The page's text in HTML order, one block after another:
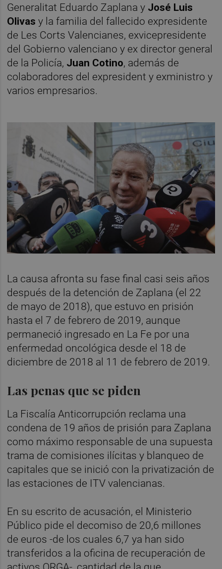
Generalitat Eduardo Zaplana y José Luis
Olivasy la familia del fallecido expresidente
de Les Corts Valencianes, exvicepresidente
del Gobierno valenciano y ex director general
de la Policía, Juan Cotino, además de
colaboradores del expresident y exministro y
varios empresarios.
La causa afronta su fase final casi seis años
después de la detención de Zaplana (el 22
de mayo de 2018), que estuvo en prisión
hasta el 7 de febrero de 2019, aunque
permaneció ingresado en La Fe por una
enfermedad oncológica desde el 18 de
diciembre de 2018 al 11 de febrero de 2019.
Las penas que se piden
La Fiscalía Anticorrupción reclama una
condena de 19 años de prisión para Zaplana
como máximo responsable de una supuesta
trama de comisiones ilícitas y blanqueo de
capitales que se inició con la privatización de
las estaciones de ITV valencianas.
En su escrito de acusación, el Ministerio
Público pide el decomiso de 20,6 millones
de euros -de los cuales 6,7 ya han sido
transferidos a la oficina de recuperación de